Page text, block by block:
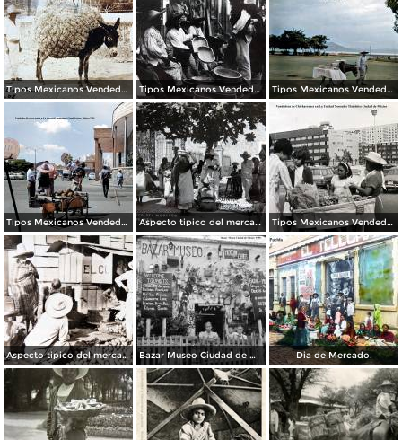
Tipos Mexicanos Vendedores de paja. ( Circulada el 20 de Mayo de 1907 ). Tipos Mexicanos Vendedores de vandejas. Tipos Mexicanos Vendedor de dulces Chapala, Jalisco 1961.
Tipos Mexicanos Vendedor de cocos junto a La terminal camionera Guadalajara, Jalisco 1961 Aspecto tipico del mercado. Tipos Mexicanos Vendedora de Chicharrones en La Unidad Nonoalco Tlatelolco Ciudad de México .
Aspecto tipico del mercado ( Circulada el 24 de Junio de 1940 ). Bazar Museo Ciudad de México 1950 Dia de Mercado.